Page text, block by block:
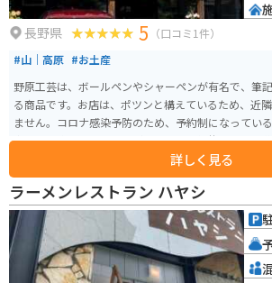
長野県 5 （口コミ1件）
#山｜高原 #お土産
野原工芸は、ボールペンやシャーペンが有名で、筆
る商品です。お店は、ポツンと構えているため、近
ません。コロナ感染予防のため、予約制になってい
事前に予約しておくことが必要です。舗装された山
ングでもとても楽しめます！素敵な筆記具を手に入
うか。
詳しく見る
ラーメンレストラン ハヤシ